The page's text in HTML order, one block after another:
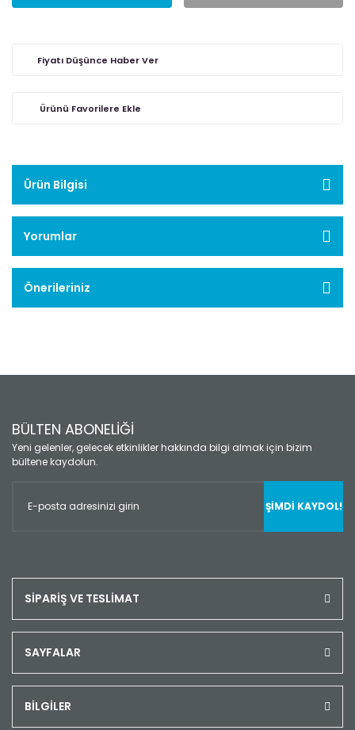
Fiyatı Düşünce Haber Ver
Ürün Bilgisi
Yorumlar
Önerileriniz
BÜLTEN ABONELİĞİ
Yeni gelenler, gelecek etkinlikler hakkında bilgi almak için bizim
bültene kaydolun.
ŞİMDİ KAYDOL!
SİPARİŞ VE TESLİMAT
SAYFALAR
BİLGİLER